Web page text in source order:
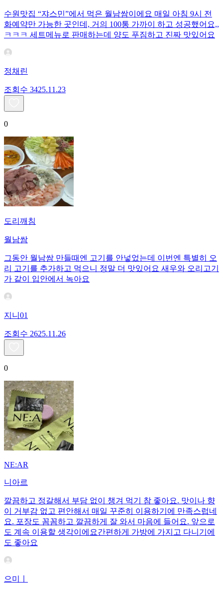
수원맛집 “쟈스민”에서 먹은 월남쌈이에요 매일 아침 9시 전
화예약만 가능한 곳인데, 거의 100통 가까이 하고 성공했어요,,
ㅋㅋㅋ 세트메뉴로 판매하는데 양도 푸짐하고 진짜 맛있어요
정채린
조회수 3425.11.23
0
도리깨침
월남쌈
그동안 월남쌈 만들때엔 고기를 안넣었는데 이번엔 특별히 오
리 고기를 추가하고 먹으니 정말 더 맛있어요 새우와 오리고기
가 같이 입안에서 녹아요
지니01
조회수 2625.11.26
0
NE:AR
니아르
깔끔하고 정갈해서 부담 없이 챙겨 먹기 참 좋아요. 맛이나 향
이 거부감 없고 편안해서 매일 꾸준히 이용하기에 만족스럽네
요. 포장도 꼼꼼하고 깔끔하게 잘 와서 마음에 들어요. 앞으로
도 계속 이용할 생각이에요간편하게 가방에 가지고 다니기에
도 좋아요
으미ㅣ